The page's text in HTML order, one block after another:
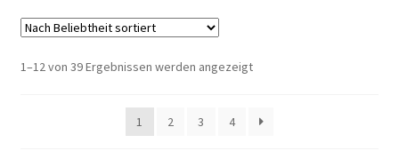
1–12 von 39 Ergebnissen werden angezeigtNach
1
2 3 4